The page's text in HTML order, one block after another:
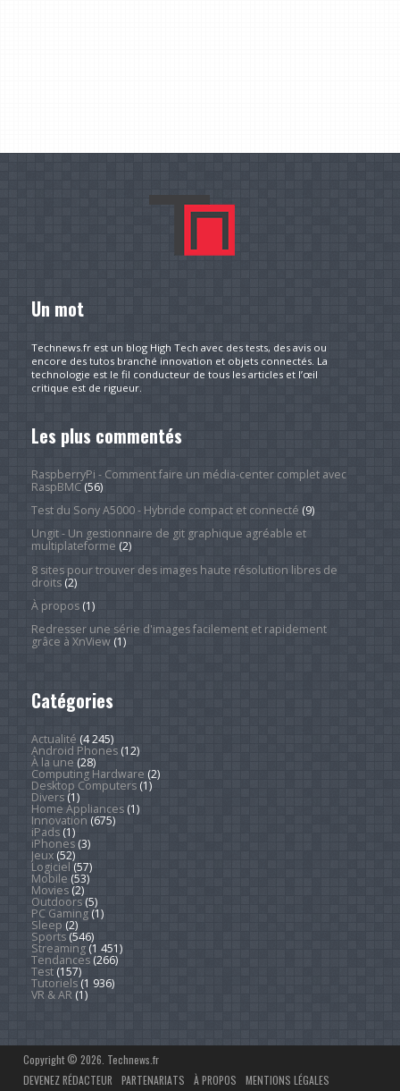
Un mot
Technews.fr est un blog High Tech avec des tests, des avis ou
encore des tutos branché innovation et objets connectés. La
technologie est le fil conducteur de tous les articles et l’œil
critique est de rigueur.
Les plus commentés
RaspberryPi - Comment faire un média-center complet avec
RaspBMC(56)
Test du Sony A5000 - Hybride compact et connecté (9)
Ungit - Un gestionnaire de git graphique agréable et
multiplateforme (2)
8 sites pour trouver des images haute résolution libres de
droits(2)
À propos(1)
Redresser une série d'images facilement et rapidement
grâce à XnView(1)
Catégories
Actualité (4 245)
Android Phones(12)
À la une (28)
Computing Hardware (2)
Desktop Computers(1)
Divers(1)
Home Appliances(1)
Innovation (675)
iPads(1)
iPhones(3)
Jeux(52)
Logiciel (57)
Mobile (53)
Movies(2)
Outdoors(5)
PC Gaming(1)
Sleep (2)
Sports(546)
Streaming(1 451)
Tendances(266)
Test(157)
Tutoriels(1 936)
VR & AR(1)
Copyright © 2026. Technews.fr
DEVENEZ RÉDACTEUR
PARTENARIATS À PROPOS
MENTIONS LÉGALES